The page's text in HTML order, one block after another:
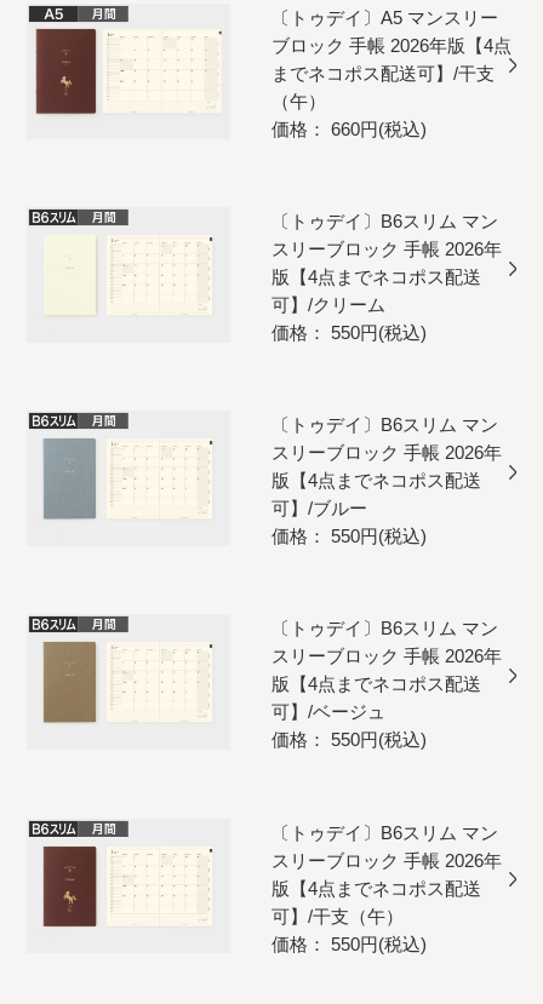
〔トゥデイ〕A5 マンスリー
ブロック 手帳 2026年版【4点
までネコポス配送可】/干支
（午）
価格： 660円(税込)
〔トゥデイ〕B6スリム マン
スリーブロック 手帳 2026年
版【4点までネコポス配送
可】/クリーム
価格： 550円(税込)
〔トゥデイ〕B6スリム マン
スリーブロック 手帳 2026年
版【4点までネコポス配送
可】/ブルー
価格： 550円(税込)
〔トゥデイ〕B6スリム マン
スリーブロック 手帳 2026年
版【4点までネコポス配送
可】/ベージュ
価格： 550円(税込)
〔トゥデイ〕B6スリム マン
スリーブロック 手帳 2026年
版【4点までネコポス配送
可】/干支（午）
価格： 550円(税込)